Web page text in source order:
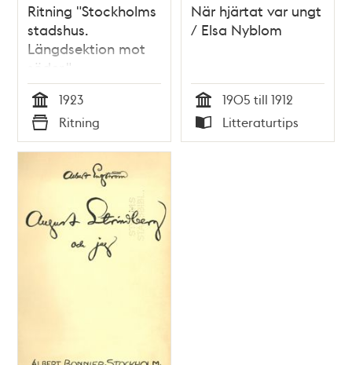
Ritning "Stockholms
stadshus.
Längdsektion mot
söder."
(uppmätningsritning
1923)
Tid
1923
Typ
Ritning
När hjärtat var ungt
/ Elsa Nyblom
Tid
1905 till 1912
Typ
Litteraturtips